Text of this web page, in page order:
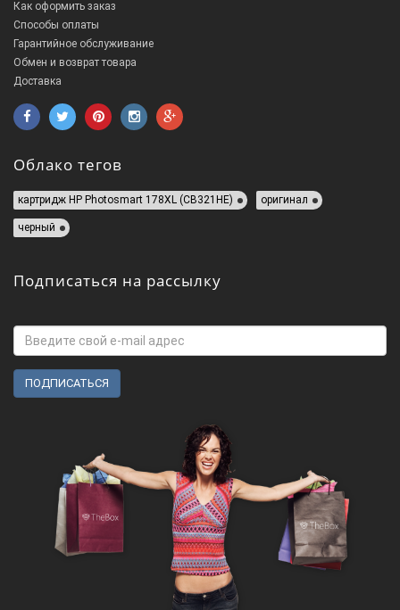
Как оформить заказ
Способы оплаты
Гарантийное обслуживание
Обмен и возврат товара
Доставка
Облако тегов
картридж HP Photosmart 178XL (CB321HE) оригинал
черный
Подписаться на рассылку